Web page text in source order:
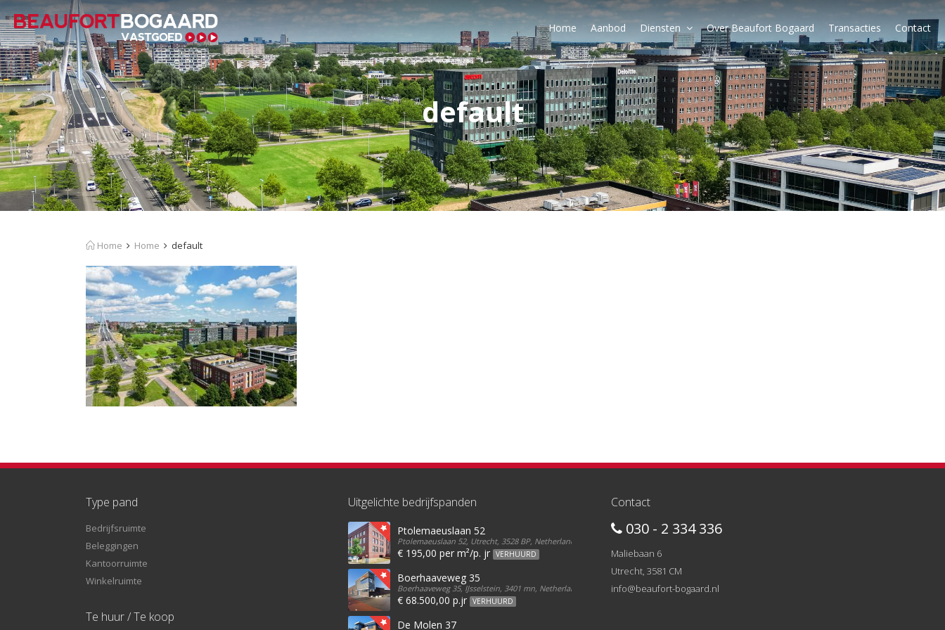
Home Aanbod Diensten Over Beaufort Bogaard Transacties Contact
default
Home Home default
Type pand
Bedrijfsruimte
Beleggingen
Kantoorruimte
Winkelruimte
Te huur / Te koop
Uitgelichte bedrijfspanden
Ptolemaeuslaan 52
Ptolemaeuslaan 52, Utrecht, 3528 BP, Netherlands
€ 195,00 per m²/p. jr VERHUURD
Boerhaaveweg 35
Boerhaaveweg 35, IJsselstein, 3401 mn, Netherlands
€ 68.500,00 p.jr VERHUURD
De Molen 37
Contact
030 - 2 334 336
Maliebaan 6
Utrecht, 3581 CM
info@beaufort-bogaard.nl